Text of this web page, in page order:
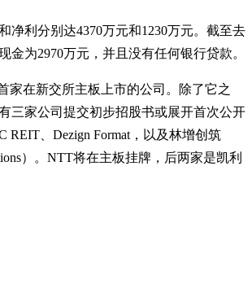
净利分别达4370万元和1230万元。截至去
金为2970万元，并且没有任何银行贷款。
家在新交所主板上市的公司。除了它之
三家公司提交初步招股书或展开首次公开
REIT、Dezign Format，以及林增创筑
）。NTT将在主板挂牌，后两家是凯利